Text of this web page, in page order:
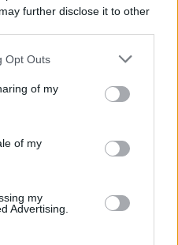
further disclose it to other
Opt Outs
of my
of my
my
Advertising.
целна пегаса, но пък
и ми се падна 100%
добре да си набавя
от пълнолунието.